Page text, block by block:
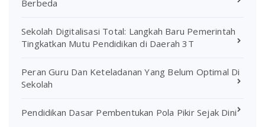
Berbeda
Sekolah Digitalisasi Total: Langkah Baru Pemerintah
Tingkatkan Mutu Pendidikan di Daerah 3T
Peran Guru Dan Keteladanan Yang Belum Optimal Di
Sekolah
Pendidikan Dasar Pembentukan Pola Pikir Sejak Dini